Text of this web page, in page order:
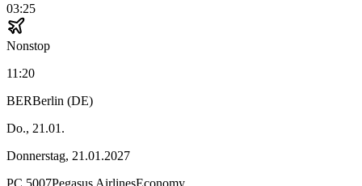
03:25
Nonstop
11:20
BERBerlin (DE)
Do., 21.01.
Donnerstag, 21.01.2027
PC 5007Pegasus AirlinesEconomy